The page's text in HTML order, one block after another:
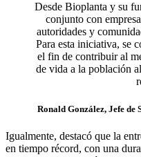
Desde Bioplanta y su
conjunto con
autoridades y
Para esta iniciativa, se
el fin de contribuir al
de vida a la población
Ronald González, Jefe de
Igualmente, destacó que la
en tiempo récord, con una